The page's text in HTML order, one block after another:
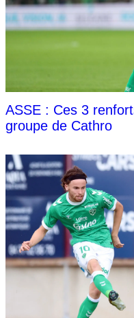
ASSE : Ces 3
groupe de Cathro